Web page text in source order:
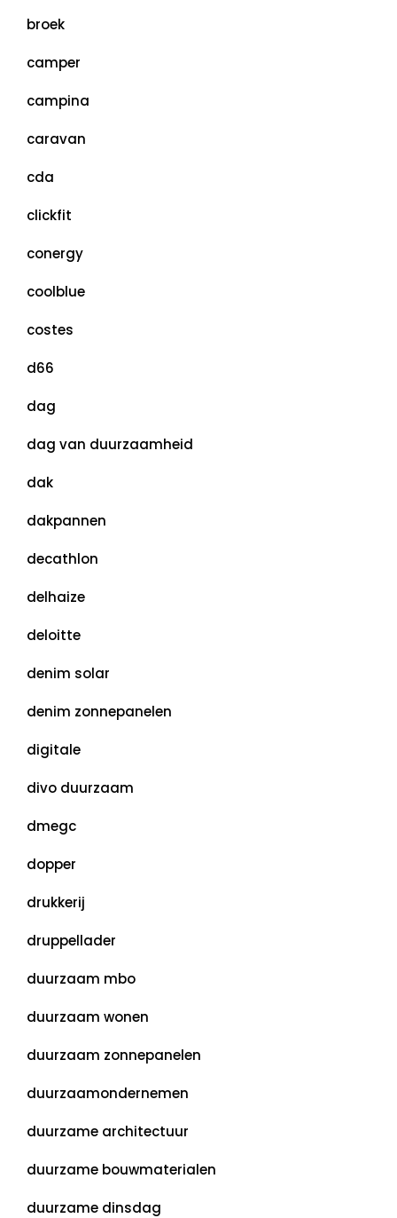
broek
camper
campina
caravan
cda
clickfit
conergy
coolblue
costes
d66
dag
dag van duurzaamheid
dak
dakpannen
decathlon
delhaize
deloitte
denim solar
denim zonnepanelen
digitale
divo duurzaam
dmegc
dopper
drukkerij
druppellader
duurzaam mbo
duurzaam wonen
duurzaam zonnepanelen
duurzaamondernemen
duurzame architectuur
duurzame bouwmaterialen
duurzame dinsdag